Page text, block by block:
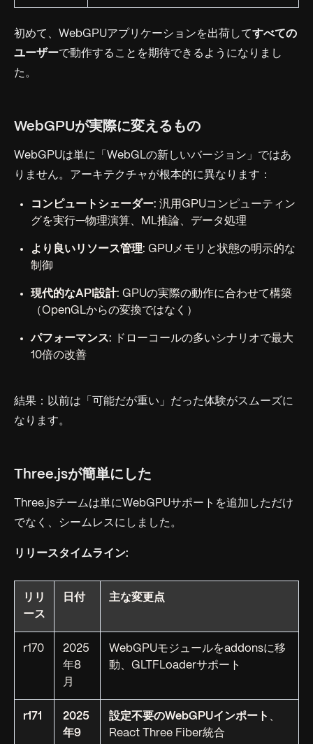
初めて、WebGPUアプリケーションを出荷してすべての
ユーザーで動作することを期待できるようになりまし
た。
WebGPUが実際に変えるもの
WebGPUは単に「WebGLの新しいバージョン」ではあ
りません。アーキテクチャが根本的に異なります：
コンピュートシェーダー: 汎用GPUコンピューティン
グを実行—物理演算、ML推論、データ処理
より良いリソース管理: GPUメモリと状態の明示的な
制御
現代的なAPI設計: GPUの実際の動作に合わせて構築
（OpenGLからの変換ではなく）
パフォーマンス: ドローコールの多いシナリオで最大
10倍の改善
結果：以前は「可能だが重い」だった体験がスムーズに
なります。
Three.jsが簡単にした
Three.jsチームは単にWebGPUサポートを追加しただけ
でなく、シームレスにしました。
リリースタイムライン:
リリ
ース
日付 主な変更点
r170
2025
年8
月
WebGPUモジュールをaddonsに移
動、GLTFLoaderサポート
r171
2025
年9
設定不要のWebGPUインポート 、
React Three Fiber統合